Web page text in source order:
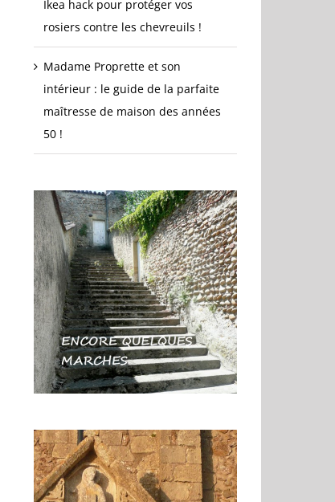
Ikea hack pour protéger vos
rosiers contre les chevreuils !
Madame Proprette et son
intérieur : le guide de la parfaite
maîtresse de maison des années
50 !